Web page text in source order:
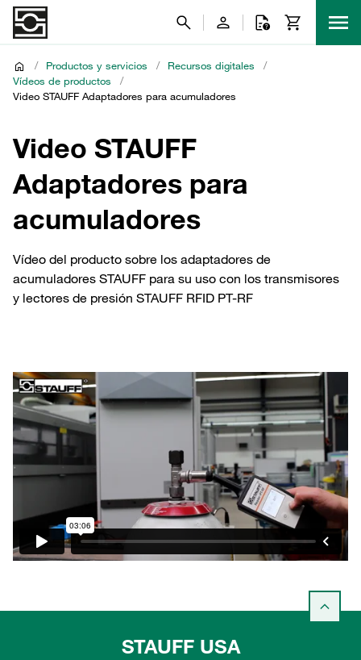
/ Productos y servicios / Recursos digitales
/
Vídeos de productos
/
Video STAUFF Adaptadores para acumuladores
Video STAUFF
Adaptadores para
acumuladores
Vídeo del producto sobre los adaptadores de
acumuladores STAUFF para su uso con los transmisores
y lectores de presión STAUFF RFID PT-RF
STAUFF USA